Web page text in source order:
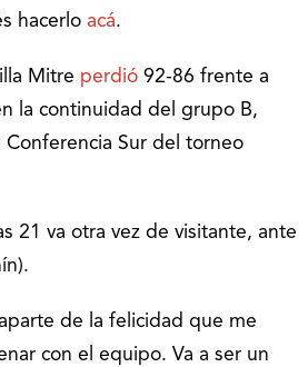
hacerlo acá.
Mitre perdió 92-86 frente a
la continuidad del grupo B,
Sur del torneo
21 va otra vez de visitante, ante
de la felicidad que me
con el equipo. Va a ser un